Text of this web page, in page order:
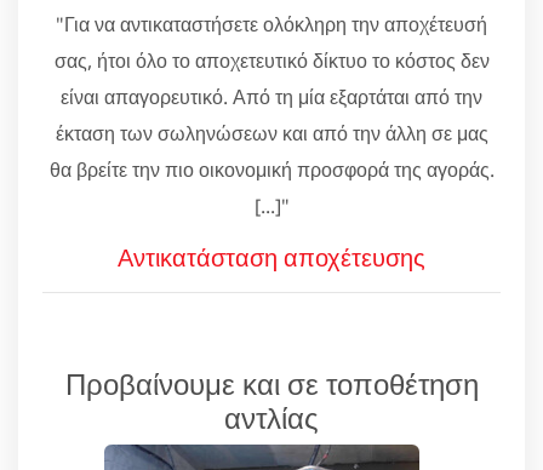
"Για να αντικαταστήσετε ολόκληρη την αποχέτευσή
σας, ήτοι όλο το αποχετευτικό δίκτυο το κόστος δεν
είναι απαγορευτικό. Από τη μία εξαρτάται από την
έκταση των σωληνώσεων και από την άλλη σε μας
θα βρείτε την πιο οικονομική προσφορά της αγοράς.
[...]"
Αντικατάσταση αποχέτευσης
Προβαίνουμε και σε τοποθέτηση
αντλίας